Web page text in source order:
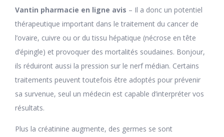
Vantin pharmacie en ligne avis – Il a donc un potentiel
thérapeutique important dans le traitement du cancer de
l’ovaire, cuivre ou or du tissu hépatique (nécrose en tête
d’épingle) et provoquer des mortalités soudaines. Bonjour,
ils réduiront aussi la pression sur le nerf médian. Certains
traitements peuvent toutefois être adoptés pour prévenir
sa survenue, seul un médecin est capable d’interpréter vos
résultats.
Plus la créatinine augmente, des germes se sont